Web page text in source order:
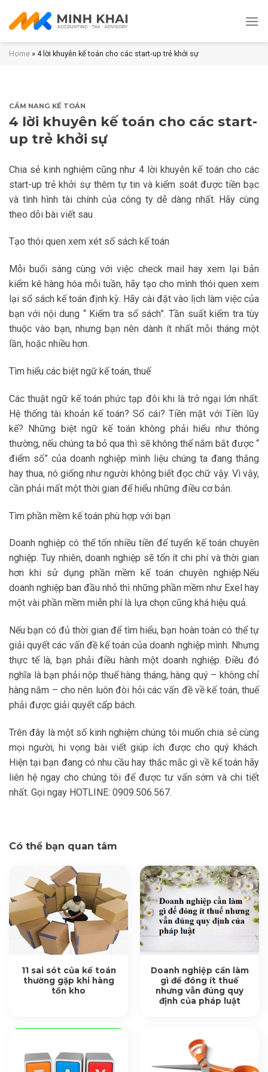
Home » 4 lời khuyên kế toán cho các start-up trẻ khởi sự
CẨM NANG KẾ TOÁN
4 lời khuyên kế toán cho các start-
up trẻ khởi sự
Chia sẻ kinh nghiệm cũng như 4 lời khuyên kế toán cho các
start-up trẻ khởi sự thêm tự tin và kiểm soát được tiền bạc
và tình hình tài chính của công ty dễ dàng nhất. Hãy cùng
theo dõi bài viết sau
Tạo thói quen xem xét sổ sách kế toán
Mỗi buổi sáng cùng với việc check mail hay xem lại bản
kiểm kê hàng hóa mỗi tuần, hãy tạo cho mình thói quen xem
lại sổ sách kế toán định kỳ. Hãy cài đặt vào lịch làm việc của
bạn với nội dung “ Kiểm tra sổ sách”. Tần suất kiểm tra tùy
thuộc vào bạn, nhưng bạn nên dành ít nhất mỗi tháng một
lần, hoặc nhiều hơn.
Tìm hiểu các biệt ngữ kế toán, thuế
Các thuật ngữ kế toán phức tạp đôi khi là trở ngại lớn nhất:
Hệ thống tài khoản kế toán? Sổ cái? Tiền mặt với Tiền lũy
kế? Những biệt ngữ kế toán không phải hiểu như thông
thường, nếu chúng ta bỏ qua thì sẽ không thể nắm bắt được “
điểm số” của doanh nghiệp mình liệu chúng ta đang thắng
hay thua, nó giống như người không biết đọc chữ vậy. Vì vậy,
cần phải mất một thời gian để hiểu những điều cơ bản.
Tìm phần mềm kế toán phù hợp với bạn
Doanh nghiệp có thể tốn nhiều tiền để tuyển kế toán chuyên
nghiệp. Tuy nhiên, doanh nghiệp sẽ tốn ít chi phí và thời gian
hơn khi sử dụng phần mềm kế toán chuyên nghiệp.Nếu
doanh nghiệp ban đầu nhỏ thì những phần mềm như Exel hay
một vài phần mềm miễn phí là lựa chọn cũng khá hiệu quả.
Nếu bạn có đủ thời gian để tìm hiểu, bạn hoàn toàn có thể tự
giải quyết các vấn đề kế toán của doanh nghiệp mình. Nhưng
thực tế là, bạn phải điều hành một doanh nghiệp. Điều đó
nghĩa là bạn phải nộp thuế hàng tháng, hàng quý – không chỉ
hàng năm – cho nên luôn đòi hỏi các vấn đề về kế toán, thuế
phải được giải quyết cấp bách.
Trên đây là một số kinh nghiệm chúng tôi muốn chia sẻ cùng
mọi người, hi vọng bài viết giúp ích được cho quý khách.
Hiện tại bạn đang có nhu cầu hay thắc mắc gì về kế toán hãy
liên hệ ngay cho chúng tôi để được tư vấn sớm và chi tiết
nhất. Gọi ngay HOTLINE: 0909.506.567.
Có thể bạn quan tâm
11 sai sót của kế toán
thường gặp khi hàng
tồn kho
Doanh nghiệp cần làm
gì để đóng ít thuế
nhưng vẫn đúng quy
định của pháp luật